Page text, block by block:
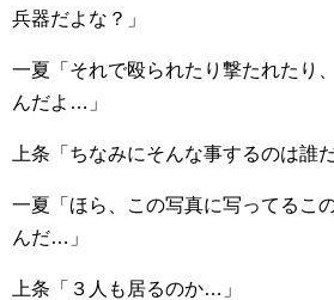
兵器だよな？」
一夏「それで殴られたり撃たれたり
んだよ…」
上条「ちなみにそんな事するのは誰
一夏「ほら、この写真に写ってるこ
んだ…」
上条「３人も居るのか…」